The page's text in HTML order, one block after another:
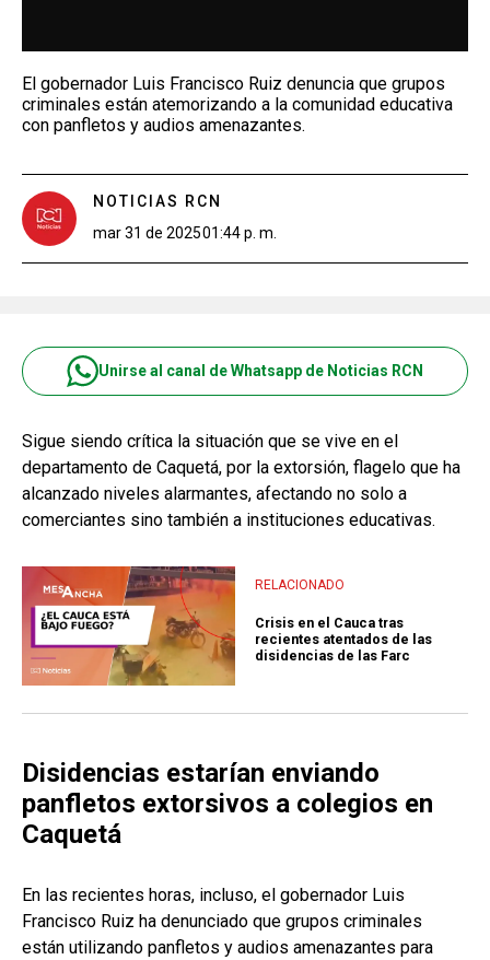
El gobernador Luis Francisco Ruiz denuncia que grupos
criminales están atemorizando a la comunidad educativa
con panfletos y audios amenazantes.
NOTICIAS RCN
mar 31 de 202501:44 p. m.
Unirse al canal de Whatsapp de Noticias RCN
Sigue siendo crítica la situación que se vive en el
departamento de Caquetá, por la extorsión, flagelo que ha
alcanzado niveles alarmantes, afectando no solo a
comerciantes sino también a instituciones educativas.
RELACIONADO
Crisis en el Cauca tras
recientes atentados de las
disidencias de las Farc
Disidencias estarían enviando
panfletos extorsivos a colegios en
Caquetá
En las recientes horas, incluso, el gobernador Luis
Francisco Ruiz ha denunciado que grupos criminales
están utilizando panfletos y audios amenazantes para